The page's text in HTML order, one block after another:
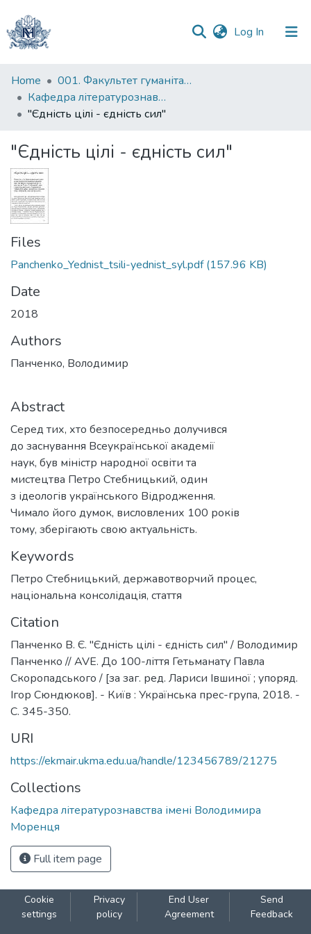
Log In (current)
Communities
&
Collections
Statistics
Home
001. Факультет гуманітарних наук
Кафедра літературознавства імені Володимира Моренця
"Єдність цілі - єдність сил"
"Єдність цілі - єдність сил"
Files
Panchenko_Yednist_tsili-yednist_syl.pdf(157.96 KB)
Date
2018
Authors
Панченко, Володимир
Abstract
Серед тих, хто безпосередньо долучився
до заснування Всеукраїнської академії
наук, був міністр народної освіти та
мистецтва Петро Стебницький, один
з ідеологів українського Відродження.
Чимало його думок, висловлених 100 років
тому, зберігають свою актуальність.
Keywords
Петро Стебницький, державотворчий процес,
національна консолідація, стаття
Citation
Панченко В. Є. "Єдність цілі - єдність сил" / Володимир
Панченко // AVE. До 100-ліття Гетьманату Павла
Скоропадського / [за заг. ред. Лариси Івшиної ; упоряд.
Ігор Сюндюков]. - Київ : Українська прес-група, 2018. -
С. 345-350.
URI
https://ekmair.ukma.edu.ua/handle/123456789/21275
Collections
Кафедра літературознавства імені Володимира
Моренця
Full item page
Cookie
settings
Privacy
policy
End User
Agreement
Send
Feedback